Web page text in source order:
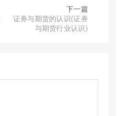
下一篇
证券与期货的认识(证券
与期货行业认识)